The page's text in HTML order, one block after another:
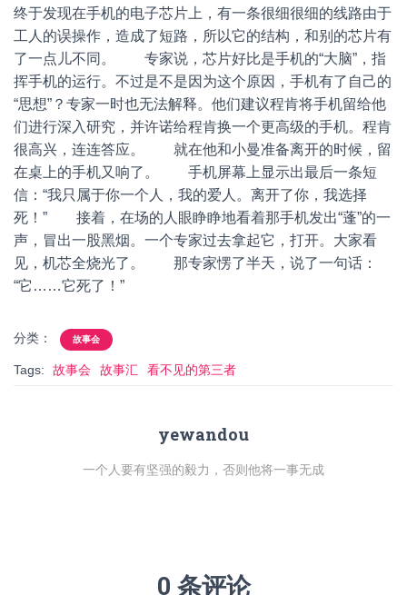
终于发现在手机的电子芯片上，有一条很细很细的线路由于
工人的误操作，造成了短路，所以它的结构，和别的芯片有
了一点儿不同。 专家说，芯片好比是手机的“大脑”，指
挥手机的运行。不过是不是因为这个原因，手机有了自己的
“思想”？专家一时也无法解释。他们建议程肯将手机留给他
们进行深入研究，并许诺给程肯换一个更高级的手机。程肯
很高兴，连连答应。 就在他和小曼准备离开的时候，留
在桌上的手机又响了。 手机屏幕上显示出最后一条短
信：“我只属于你一个人，我的爱人。离开了你，我选择
死！” 接着，在场的人眼睁睁地看着那手机发出“蓬”的一
声，冒出一股黑烟。一个专家过去拿起它，打开。大家看
见，机芯全烧光了。 那专家愣了半天，说了一句话：
“它……它死了！”
分类： 故事会
Tags: 故事会 故事汇 看不见的第三者
yewandou
一个人要有坚强的毅力，否则他将一事无成
0 条评论